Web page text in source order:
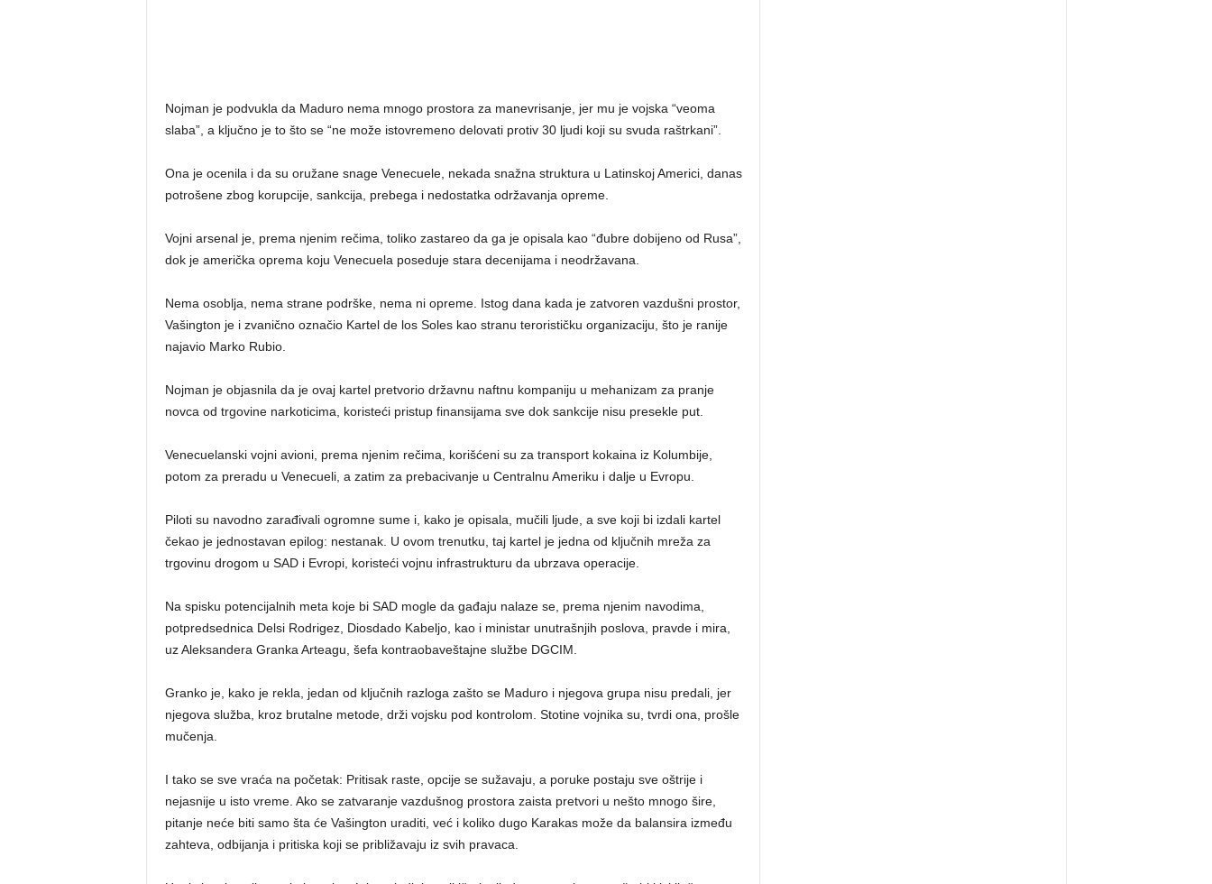
Nojman je podvukla da Maduro nema mnogo prostora za manevrisanje, jer mu je vojska “veoma
slaba”, a ključno je to što se “ne može istovremeno delovati protiv 30 ljudi koji su svuda raštrkani”.
Ona je ocenila i da su oružane snage Venecuele, nekada snažna struktura u Latinskoj Americi, danas
potrošene zbog korupcije, sankcija, prebega i nedostatka održavanja opreme.
Vojni arsenal je, prema njenim rečima, toliko zastareo da ga je opisala kao “đubre dobijeno od Rusa”,
dok je američka oprema koju Venecuela poseduje stara decenijama i neodržavana.
Nema osoblja, nema strane podrške, nema ni opreme. Istog dana kada je zatvoren vazdušni prostor,
Vašington je i zvanično označio Kartel de los Soles kao stranu terorističku organizaciju, što je ranije
najavio Marko Rubio.
Nojman je objasnila da je ovaj kartel pretvorio državnu naftnu kompaniju u mehanizam za pranje
novca od trgovine narkoticima, koristeći pristup finansijama sve dok sankcije nisu presekle put.
Venecuelanski vojni avioni, prema njenim rečima, korišćeni su za transport kokaina iz Kolumbije,
potom za preradu u Venecueli, a zatim za prebacivanje u Centralnu Ameriku i dalje u Evropu.
Piloti su navodno zarađivali ogromne sume i, kako je opisala, mučili ljude, a sve koji bi izdali kartel
čekao je jednostavan epilog: nestanak. U ovom trenutku, taj kartel je jedna od ključnih mreža za
trgovinu drogom u SAD i Evropi, koristeći vojnu infrastrukturu da ubrzava operacije.
Na spisku potencijalnih meta koje bi SAD mogle da gađaju nalaze se, prema njenim navodima,
potpredsednica Delsi Rodrigez, Diosdado Kabeljo, kao i ministar unutrašnjih poslova, pravde i mira,
uz Aleksandera Granka Arteagu, šefa kontraobaveštajne službe DGCIM.
Granko je, kako je rekla, jedan od ključnih razloga zašto se Maduro i njegova grupa nisu predali, jer
njegova služba, kroz brutalne metode, drži vojsku pod kontrolom. Stotine vojnika su, tvrdi ona, prošle
mučenja.
I tako se sve vraća na početak: Pritisak raste, opcije se sužavaju, a poruke postaju sve oštrije i
nejasnije u isto vreme. Ako se zatvaranje vazdušnog prostora zaista pretvori u nešto mnogo šire,
pitanje neće biti samo šta će Vašington uraditi, već i koliko dugo Karakas može da balansira između
zahteva, odbijanja i pritiska koji se približavaju iz svih pravaca.